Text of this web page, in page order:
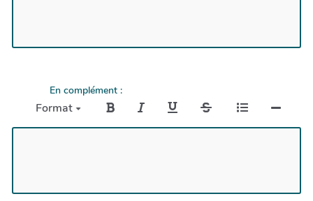
En complément :
Format